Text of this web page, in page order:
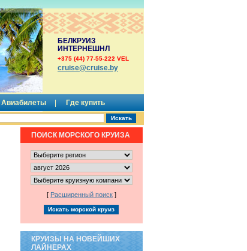
БЕЛКРУИЗ
ИНТЕРНЕШНЛ
+375 (44) 77-55-222 VEL
сruise@cruise.by
Авиабилеты Где купить
ПОИСК МОРСКОГО КРУИЗА
[ Расширенный поиск ]
КРУИЗЫ НА НОВЕЙШИХ
ЛАЙНЕРАХ